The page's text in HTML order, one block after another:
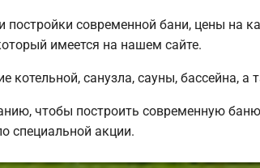
современной бани, цены на
имеется на нашем сайте.
котельной, санузла, сауны, бассейна, а
чтобы построить современную
специальной акции.